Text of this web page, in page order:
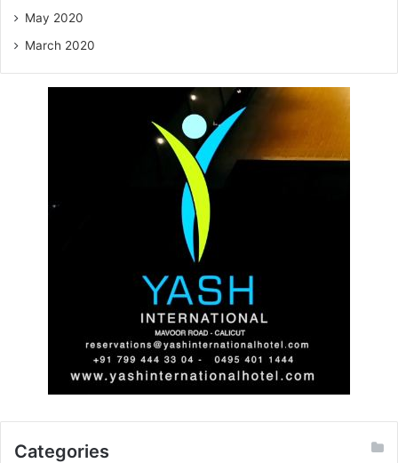
May 2020
March 2020
Categories